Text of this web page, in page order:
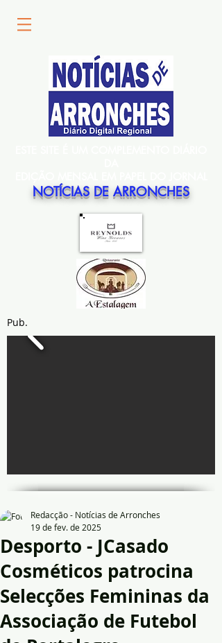
NOTÍCIAS DE ARRONCHES
Pub.
Desporto - JCasado
Cosméticos patrocina
Selecções Femininas da
Associação de Futebol
Redacção - Notícias de Arronches
19 de fev. de 2025